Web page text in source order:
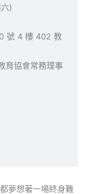
)
號 4 樓 402 教
育協會常務理事
夢想著一場終身難